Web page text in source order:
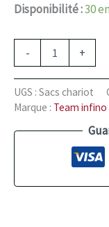
Disponibilité :30
- +
UGS : Sacs chariot
Marque : Team infino